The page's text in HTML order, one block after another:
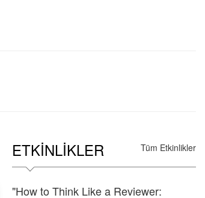
ETKINLIKLER Tüm Etkinlikler
"How to Think Like a Reviewer: